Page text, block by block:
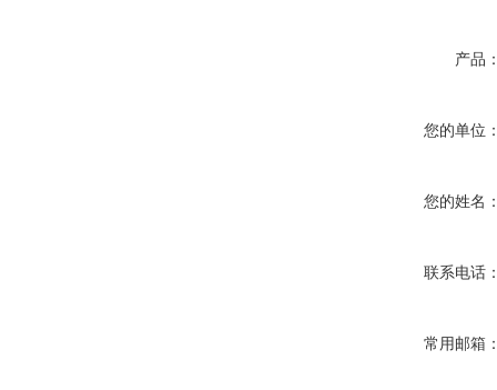
产品
您的单位
您的姓名
联系电话
常用邮箱